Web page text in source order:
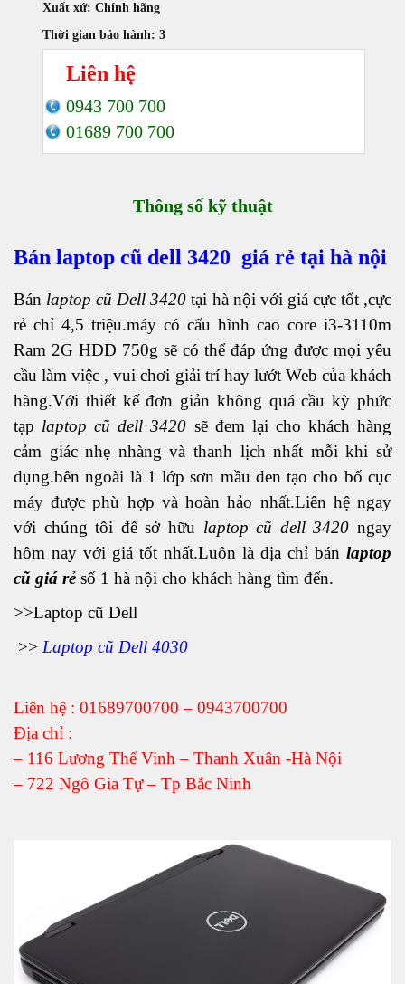
Xuất xứ:Chính hãng
Thời gian bảo hành:3
Liên hệ
0943 700 700
01689 700 700
Thông số kỹ thuật
Bán laptop cũ dell 3420 giá rẻ tại hà nội
Bán laptop cũ Dell 3420 tại hà nội với giá cực tốt ,cực
rẻ chỉ 4,5 triệu.máy có cấu hình cao core i3-3110m
Ram 2G HDD 750g sẽ có thể đáp ứng được mọi yêu
cầu làm việc , vui chơi giải trí hay lướt Web của khách
hàng.Với thiết kế đơn giản không quá cầu kỳ phức
tạp laptop cũ dell 3420 sẽ đem lại cho khách hàng
cảm giác nhẹ nhàng và thanh lịch nhất mỗi khi sử
dụng.bên ngoài là 1 lớp sơn mầu đen tạo cho bố cục
máy được phù hợp và hoàn hảo nhất.Liên hệ ngay
với chúng tôi để sở hữu laptop cũ dell 3420 ngay
hôm nay với giá tốt nhất.Luôn là địa chỉ bán laptop
cũ giá rẻ số 1 hà nội cho khách hàng tìm đến.
>>Laptop cũ Dell
>> Laptop cũ Dell 4030
Liên hệ : 01689700700 – 0943700700
Địa chỉ :
– 116 Lương Thế Vinh – Thanh Xuân -Hà Nội
– 722 Ngô Gia Tự – Tp Bắc Ninh